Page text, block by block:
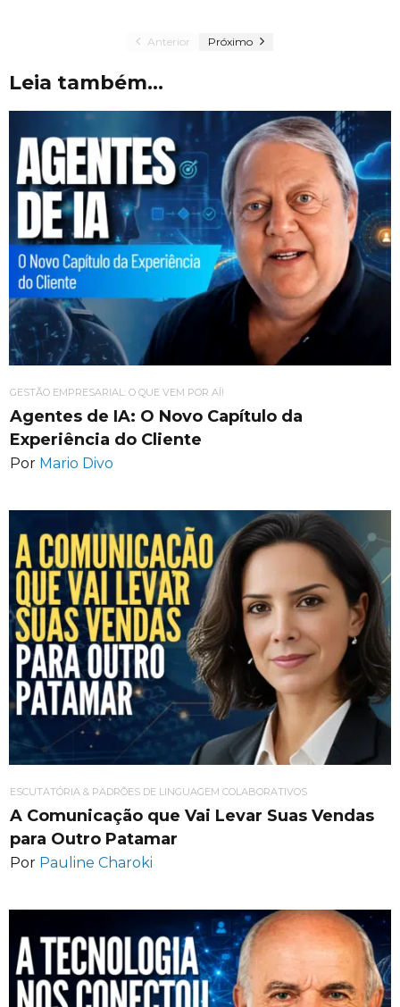
Anterior Próximo
Leia também...
GESTÃO EMPRESARIAL: O QUE VEM POR AÍ!
Agentes de IA: O Novo Capítulo da
Experiência do Cliente
Por Mario Divo
ESCUTATÓRIA & PADRÕES DE LINGUAGEM COLABORATIVOS
A Comunicação que Vai Levar Suas Vendas
para Outro Patamar
Por Pauline Charoki